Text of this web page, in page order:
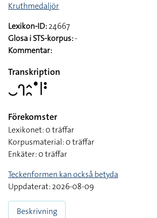
Kruthmedaljör
Lexikon-ID:24667
Glosa i STS-korpus:-
Kommentar:
Transkription
􌤛􌤪􌤵􌥘􌤟􌥼􌥻
Förekomster
Lexikonet: 0 träffar
Korpusmaterial: 0 träffar
Enkäter: 0 träffar
Teckenformen kan också betyda
Uppdaterat: 2026-08-09
Beskrivning